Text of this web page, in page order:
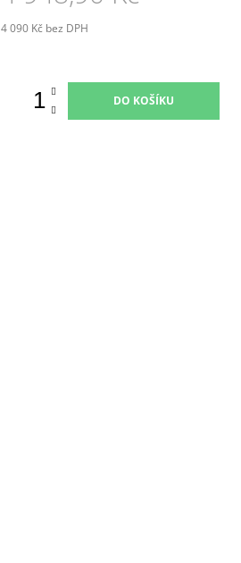
4 090 Kč bez DPH
DO KOŠÍKU